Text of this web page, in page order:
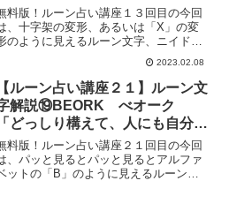
料版！ルーン占い講座１３回目の今回
、十字架の変形、あるいは「X」の変
のように見えるルーン文字、ニイドの
ルーンについてご紹介していきます。
2023.02.08
【ルーン占い講座２１】ルーン文
解説⑲BEORK べオーク
「どっしり構えて、人にも自分に
優しくあろう」
料版！ルーン占い講座２１回目の今回
、パッと見るとパッと見るとアルファ
ットの「B」のように見えるルーン、